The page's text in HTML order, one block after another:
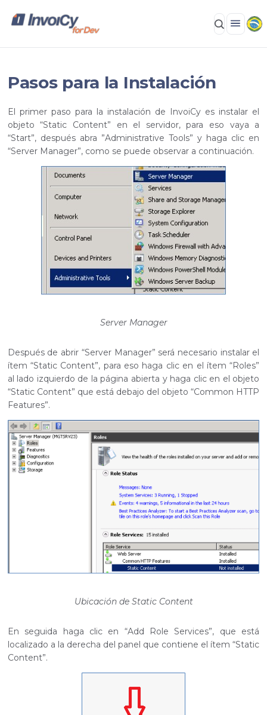
Pasos para la Instalación
El primer paso para la instalación de InvoiCy es instalar el
objeto “Static Content” en el servidor, para eso vaya a
“Start”, después abra ”Administrative Tools” y haga clic en
“Server Manager”, como se puede observar a continuación.
Server Manager
Después de abrir “Server Manager” será necesario instalar el
ítem “Static Content”, para eso haga clic en el ítem “Roles”
al lado izquierdo de la página abierta y haga clic en el objeto
“Static Content” que está debajo del objeto “Common HTTP
Features”.
Ubicación de Static Content
En seguida haga clic en “Add Role Services”, que está
localizado a la derecha del panel que contiene el ítem “Static
Content”.